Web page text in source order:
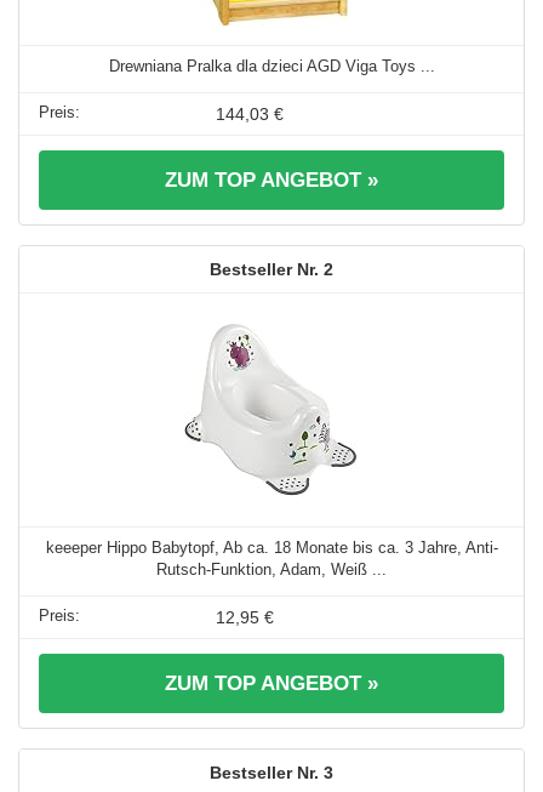
Drewniana Pralka dla dzieci AGD Viga Toys ...
144,03 €
ZUM TOP ANGEBOT »
2
keeeper Hippo Babytopf, Ab ca. 18 Monate bis ca. 3 Jahre, Anti-
Rutsch-Funktion, Adam, Weiß ...
12,95 €
ZUM TOP ANGEBOT »
3